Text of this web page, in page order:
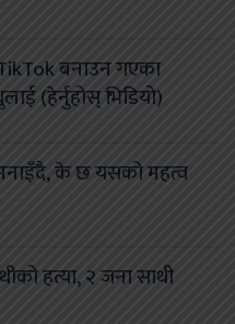
बनाउन गएका
(हेर्नुहोस् भिडियो)
के छ यसको महत्व
हत्या, २ जना साथी